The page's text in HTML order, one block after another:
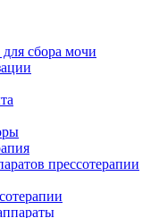
сбора мочи
прессотерапии